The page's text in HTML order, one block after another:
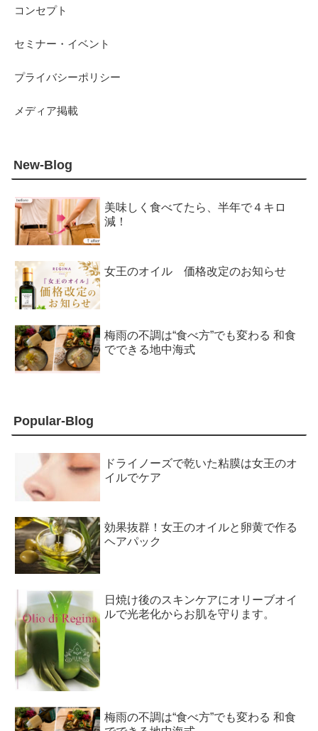
コンセプト
セミナー・イベント
プライバシーポリシー
メディア掲載
New-Blog
美味しく食べてたら、半年で４キロ
減！
女王のオイル 価格改定のお知らせ
梅雨の不調は“食べ方”でも変わる 和食
でできる地中海式
Popular-Blog
ドライノーズで乾いた粘膜は女王のオ
イルでケア
効果抜群！女王のオイルと卵黄で作る
ヘアパック
日焼け後のスキンケアにオリーブオイ
ルで光老化からお肌を守ります。
梅雨の不調は“食べ方”でも変わる 和食